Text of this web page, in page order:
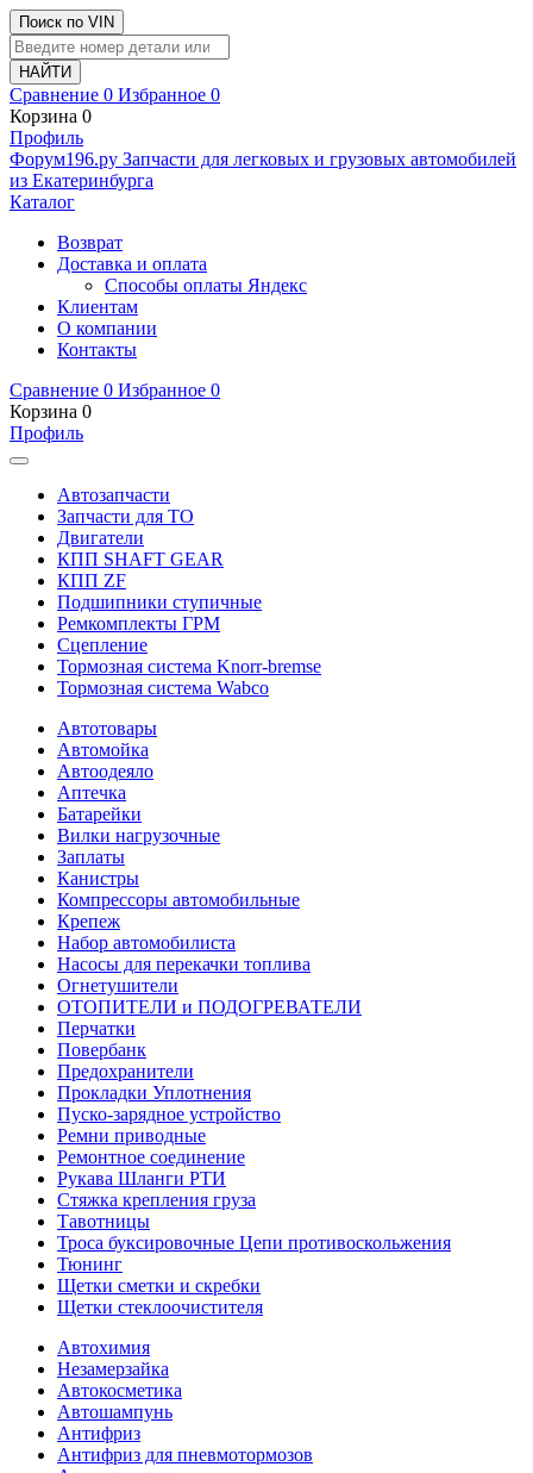
Поиск по VIN
Сравнение 0 Избранное 0
Корзина 0
Профиль
Фoрум196.ру Запчасти для легковых и грузовых автомобилей
из Екатеринбурга
Каталог
Возврат
Доставка и оплата
Способы оплаты Яндекс
Клиентам
О компании
Контакты
Сравнение 0 Избранное 0
Корзина 0
Профиль
Автозапчасти
Запчасти для ТО
Двигатели
КПП SHAFT GEAR
КПП ZF
Подшипники ступичные
Ремкомплекты ГРМ
Сцепление
Тормозная система Knorr-bremse
Тормозная система Wabco
Автотовары
Автомойка
Автоодеяло
Аптечка
Батарейки
Вилки нагрузочные
Заплаты
Канистры
Компрессоры автомобильные
Крепеж
Набор автомобилиста
Насосы для перекачки топлива
Огнетушители
ОТОПИТЕЛИ и ПОДОГРЕВАТЕЛИ
Перчатки
Повербанк
Предохранители
Прокладки Уплотнения
Пуско-зарядное устройство
Ремни приводные
Ремонтное соединение
Рукава Шланги РТИ
Стяжка крепления груза
Тавотницы
Троса буксировочные Цепи противоскольжения
Тюнинг
Щетки сметки и скребки
Щетки стеклоочистителя
Автохимия
Незамерзайка
Автокосметика
Автошампунь
Антифриз
Антифриз для пневмотормозов